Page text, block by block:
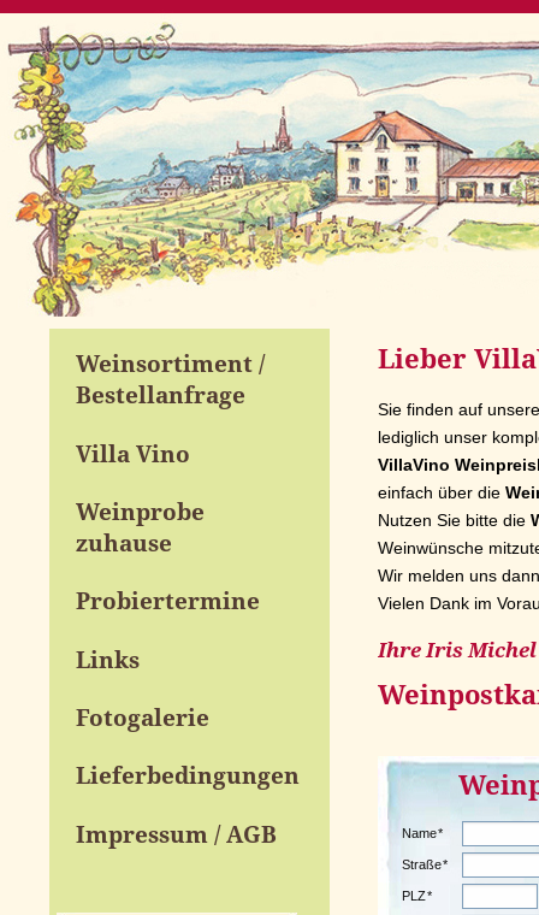
Weinsortiment /
Bestellanfrage
Villa Vino
Weinprobe
zuhause
Probiertermine
Links
Fotogalerie
Lieferbedingungen
Impressum / AGB
Lieber
Sie finden auf
lediglich unser
VillaVino
einfach über die
Nutzen Sie bitte die
Weinwünsche
Wir melden uns
Vielen Dank im
Ihre Iris Michel
Name*
Straße*
PLZ*